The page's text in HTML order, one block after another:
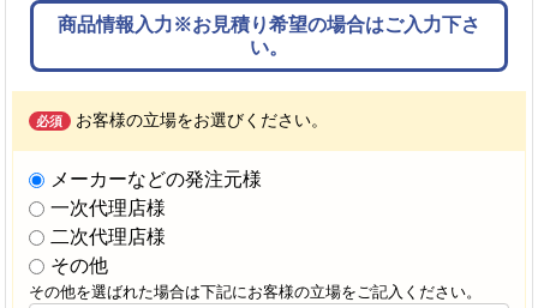
商品情報入力※お見積り希望の場合はご入力下さ
い。
必須 お客様の立場をお選びください。
メーカーなどの発注元様
一次代理店様
二次代理店様
その他
その他を選ばれた場合は下記にお客様の立場をご記入ください。